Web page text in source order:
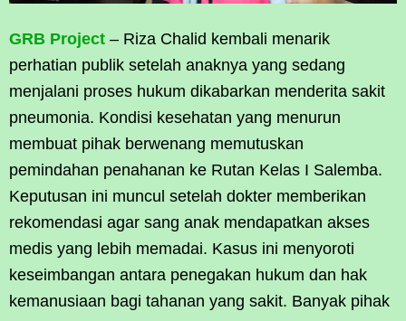
GRB Project – Riza Chalid kembali menarik
perhatian publik setelah anaknya yang sedang
menjalani proses hukum dikabarkan menderita sakit
pneumonia. Kondisi kesehatan yang menurun
membuat pihak berwenang memutuskan
pemindahan penahanan ke Rutan Kelas I Salemba.
Keputusan ini muncul setelah dokter memberikan
rekomendasi agar sang anak mendapatkan akses
medis yang lebih memadai. Kasus ini menyoroti
keseimbangan antara penegakan hukum dan hak
kemanusiaan bagi tahanan yang sakit. Banyak pihak